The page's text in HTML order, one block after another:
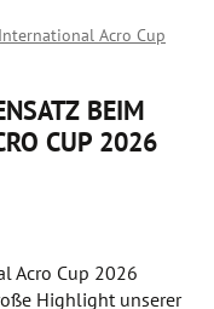
Acro Cup
BEIM
CUP 2026
Acro Cup 2026
Highlight unserer